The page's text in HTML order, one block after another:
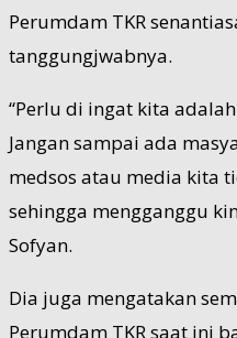
Perumdam TKR
tanggungjwabnya.
“Perlu di ingat kita
Jangan sampai ada
medsos atau media kita
sehingga mengganggu
Sofyan.
Dia juga mengatakan
Perumdam TKR saat ini